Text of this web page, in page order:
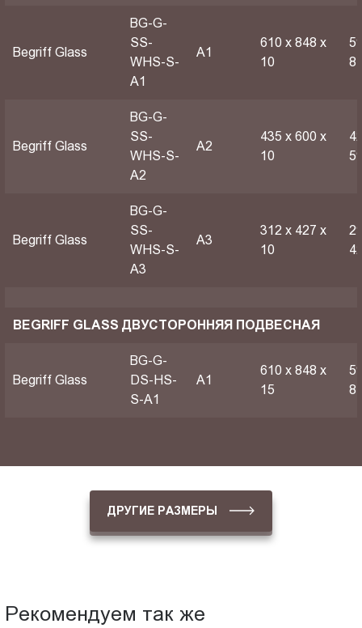
Begriff Glass
BG-G-
SS-
WHS-S-
A1
A1
610 х 848 х
10
Begriff Glass
BG-G-
SS-
WHS-S-
A2
A2
435 х 600 х
10
Begriff Glass
BG-G-
SS-
WHS-S-
A3
A3
312 х 427 х
10
BEGRIFF GLASS ДВУСТОРОННЯЯ ПОДВЕСНАЯ
Begriff Glass
BG-G-
DS-HS-
S-A1
A1
610 х 848 х
15
ДРУГИЕ РАЗМЕРЫ
Рекомендуем так же